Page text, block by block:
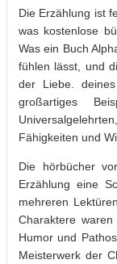
Die Erzählung ist
was kostenlose
Was ein Buch
fühlen lässt, und
der Liebe.
großartiges
Fähigkeiten und
Die hörbücher
Erzählung eine
mehreren
Charaktere
Humor und
Meisterwerk der